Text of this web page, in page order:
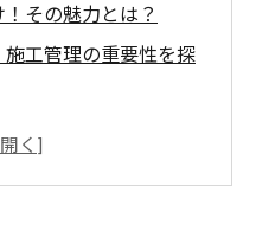
その魅力とは？
工管理の重要性を探
たの手の中に！施工